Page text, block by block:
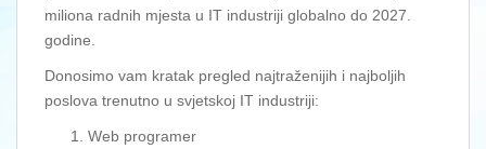
miliona radnih mjesta u IT industriji globalno do 2027.
godine.
Donosimo vam kratak pregled najtraženijih i najboljih
poslova trenutno u svjetskoj IT industriji:
Web programer